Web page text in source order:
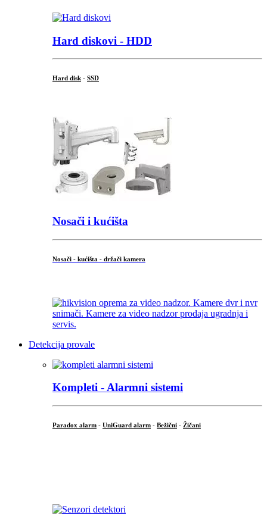
Hard diskovi - HDD
Hard disk - SSD
Nosači i kućišta
Nosači - kućišta - držači kamera
Detekcija provale
Kompleti - Alarmni sistemi
Paradox alarm - UniGuard alarm - Bežični - Žičani